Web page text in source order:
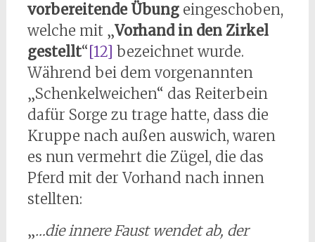
vorbereitende Übungeingeschoben,
welche mit „Vorhand in den Zirkel
gestellt“[12] bezeichnet wurde.
Während bei dem vorgenannten
„Schenkelweichen“ das Reiterbein
dafür Sorge zu trage hatte, dass die
Kruppe nach außen auswich, waren
es nun vermehrt die Zügel, die das
Pferd mit der Vorhand nach innen
stellten:
„…die innere Faust wendet ab, der